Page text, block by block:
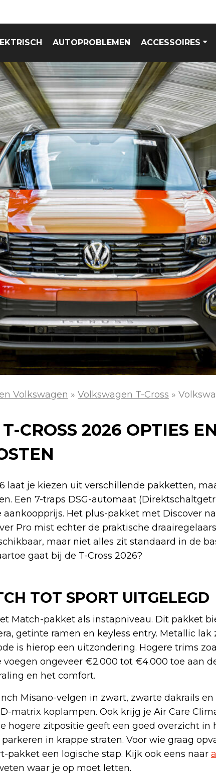
AUTOPROBLEMEN ACCESSOIRES
Volkswagen » Volkswagen T-Cross »
CROSS 2026 OPTIES EN
laat je kiezen uit verschillende pakketten,
Een 7-traps DSG-automaat
Het plus-pakket met Discover
Pro mist echter de praktische
maar niet alles zit standaard in de
gaat bij de T-Cross 2026?
TOT SPORT UITGELEGD
Match-pakket als instapniveau. Dit pakket
getinte ramen en keyless entry. Metallic lak
is hierop een uitzondering. Hogere trims
voegen ongeveer €2.000 tot €4.000 toe aan
en het comfort.
Misano-velgen in zwart, zwarte dakrails
matrix koplampen. Ook krijg je Air Care
hogere zitpositie geeft een goed overzicht in
in krappe straten. Voor wie graag
pakket een logische stap. Kijk ook eens naar
waar je op moet letten.